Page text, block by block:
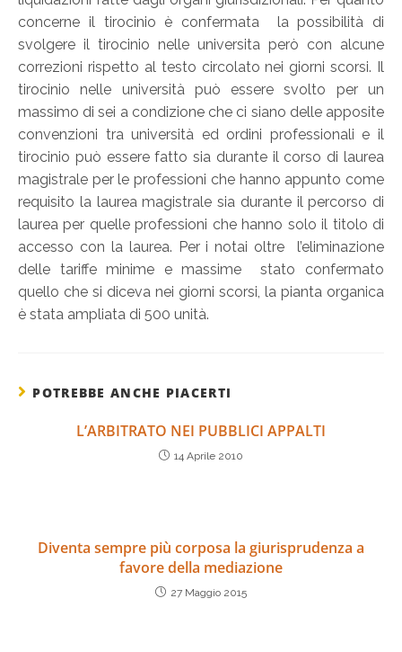
concerne il tirocinio è confermata la possibilità di
svolgere il tirocinio nelle universita però con alcune
correzioni rispetto al testo circolato nei giorni scorsi. Il
tirocinio nelle università può essere svolto per un
massimo di sei a condizione che ci siano delle apposite
convenzioni tra università ed ordini professionali e il
tirocinio può essere fatto sia durante il corso di laurea
magistrale per le professioni che hanno appunto come
requisito la laurea magistrale sia durante il percorso di
laurea per quelle professioni che hanno solo il titolo di
accesso con la laurea. Per i notai oltre l’eliminazione
delle tariffe minime e massime stato confermato
quello che si diceva nei giorni scorsi, la pianta organica
è stata ampliata di 500 unità.
POTREBBE ANCHE PIACERTI
L’ARBITRATO NEI PUBBLICI APPALTI
14 Aprile 2010
Diventa sempre più corposa la giurisprudenza a
favore della mediazione
27 Maggio 2015